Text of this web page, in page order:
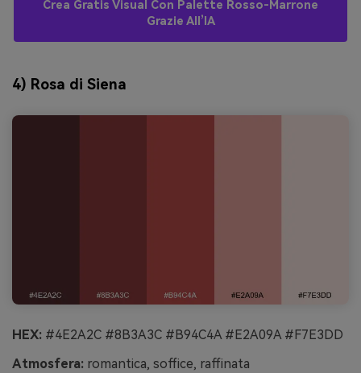
Crea Gratis Visual Con Palette Rosso-Marrone
Grazie All’IA
4) Rosa di Siena
HEX: #4E2A2C #8B3A3C #B94C4A #E2A09A #F7E3DD
Atmosfera: romantica, soffice, raffinata